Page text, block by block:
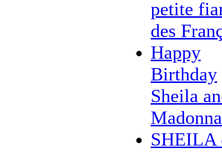
petite
des
Happy
Birthday
Sheila
Madonna
SHEILA